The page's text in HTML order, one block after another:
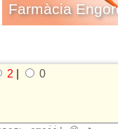
Farmàcia
2
0